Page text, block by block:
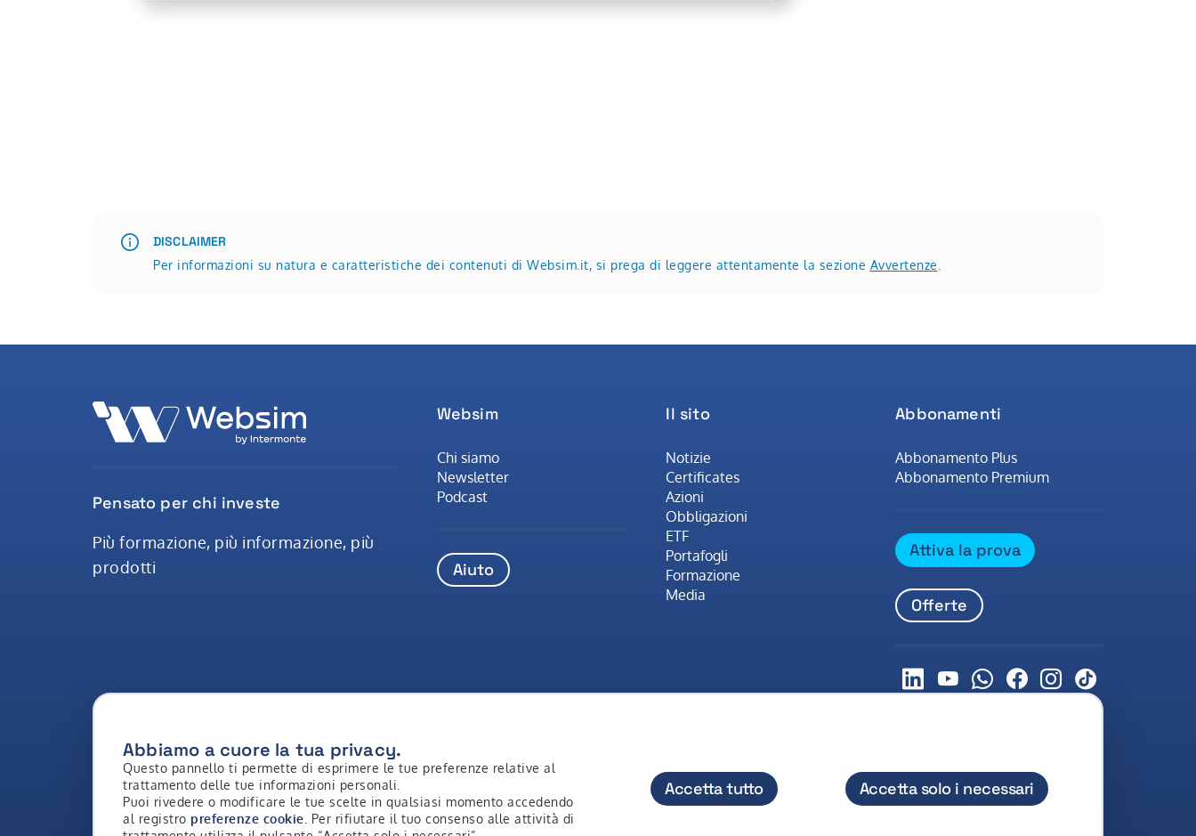
DISCLAIMER
Per informazioni su natura e caratteristiche dei contenuti di Websim.it, si prega di leggere attentamente la sezione Avvertenze
Pensato per chi investe
Più formazione, più informazione, più
prodotti
Websim
Chi siamo
Newsletter
Podcast
Aiuto
Il sito
Notizie
Certificates
Azioni
Obbligazioni
ETF
Portafogli
Formazione
Media
Abbonamenti
Abbonamento Plus
Abbonamento Premium
Attiva la prova
Offerte
LinkedInYoutubeWhatsappFacebookInstagramTiktok
Copyright © 2026 - Intermonte SIM S.p.a. All Rights Reserved
Abbiamo a cuore la tua privacy.
Questo pannello ti permette di esprimere le tue preferenze relative al
trattamento delle tue informazioni personali.
Puoi rivedere o modificare le tue scelte in qualsiasi momento accedendo
al registro preferenze cookie . Per rifiutare il tuo consenso alle attività di
Accetta tutto Accetta solo i necessari